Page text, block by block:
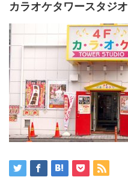
カラオケタワースタジオ